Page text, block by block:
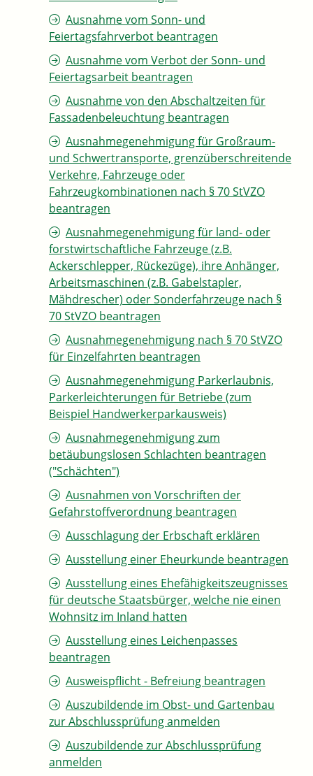
Ausnahme vom Sonn- und
Feiertagsfahrverbot beantragen
Ausnahme vom Verbot der Sonn- und
Feiertagsarbeit beantragen
Ausnahme von den Abschaltzeiten für
Fassadenbeleuchtung beantragen
Ausnahmegenehmigung für Großraum-
und Schwertransporte, grenzüberschreitende
Verkehre, Fahrzeuge oder
Fahrzeugkombinationen nach § 70 StVZO
beantragen
Ausnahmegenehmigung für land- oder
forstwirtschaftliche Fahrzeuge (z.B.
Ackerschlepper, Rückezüge), ihre Anhänger,
Arbeitsmaschinen (z.B. Gabelstapler,
Mähdrescher) oder Sonderfahrzeuge nach §
70 StVZO beantragen
Ausnahmegenehmigung nach § 70 StVZO
für Einzelfahrten beantragen
Ausnahmegenehmigung Parkerlaubnis,
Parkerleichterungen für Betriebe (zum
Beispiel Handwerkerparkausweis)
Ausnahmegenehmigung zum
betäubungslosen Schlachten beantragen
("Schächten")
Ausnahmen von Vorschriften der
Gefahrstoffverordnung beantragen
Ausschlagung der Erbschaft erklären
Ausstellung einer Eheurkunde beantragen
Ausstellung eines Ehefähigkeitszeugnisses
für deutsche Staatsbürger, welche nie einen
Wohnsitz im Inland hatten
Ausstellung eines Leichenpasses
beantragen
Ausweispflicht - Befreiung beantragen
Auszubildende im Obst- und Gartenbau
zur Abschlussprüfung anmelden
Auszubildende zur Abschlussprüfung
anmelden